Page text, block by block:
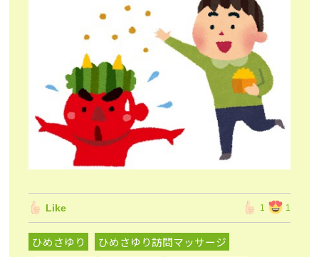
Like 1 1
ひめさゆり
ひめさゆり訪問マッサージ